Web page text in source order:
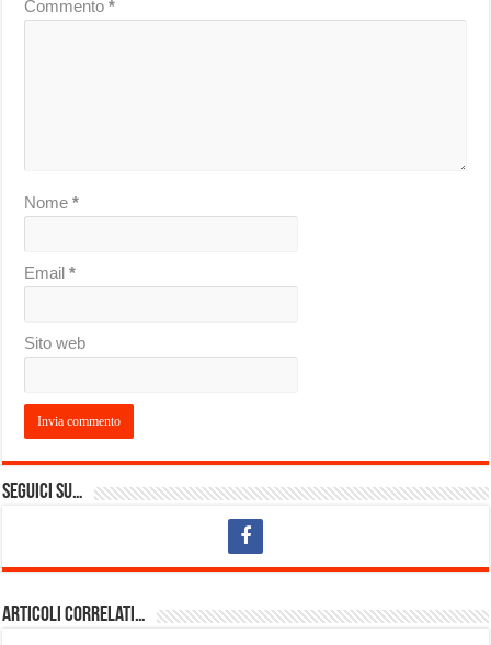
Commento*
Nome*
Email*
Sito web
Seguici su…
Articoli Correlati…